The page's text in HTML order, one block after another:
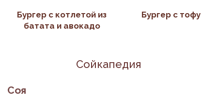
Бургер с котлетой из
батата и авокадо
Бургер с тофу
Сойкапедия
Соя